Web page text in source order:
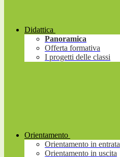
Didattica
Panoramica
Offerta formativa
I progetti delle classi
Orientamento
Orientamento in entrata
Orientamento in uscita